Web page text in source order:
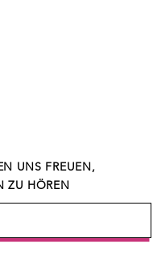
UNS FREUEN,
ZU HÖREN